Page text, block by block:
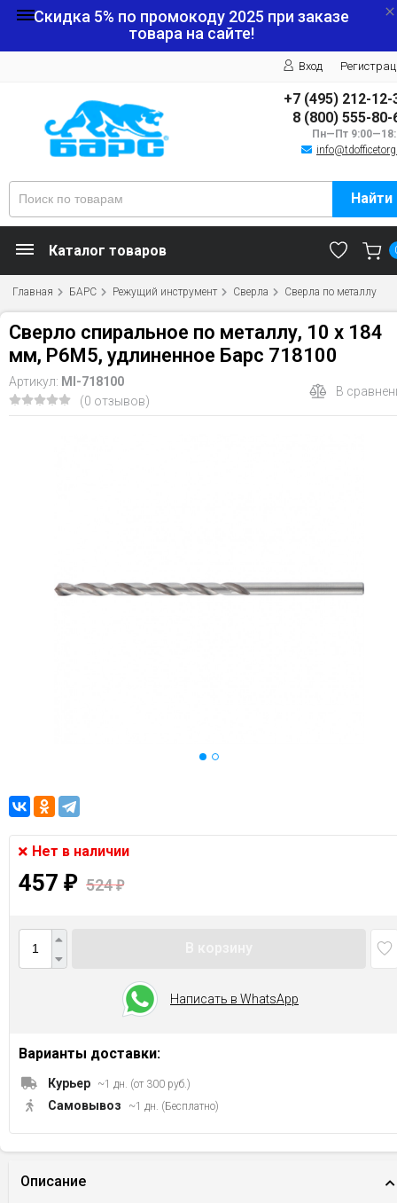
Скидка 5% по промокоду 2025 при заказе
товара на сайте!
Вход
+7 (495) 212-12-
8 (800) 555-80-
Пн—Пт
Найти
Каталог товаров
Главная БАРС Режущий инструмент Сверла Сверла по металлу
Сверло спиральное по металлу, 10 х 184
мм, Р6М5, удлиненное Барс 718100
Артикул: MI-718100
(0 отзывов)
В
Нет в наличии
457 ₽ 524₽
Написать в WhatsApp
Варианты доставки:
Курьер ~1 дн. (от 300 руб.)
Самовывоз ~1 дн. (Бесплатно)
Описание